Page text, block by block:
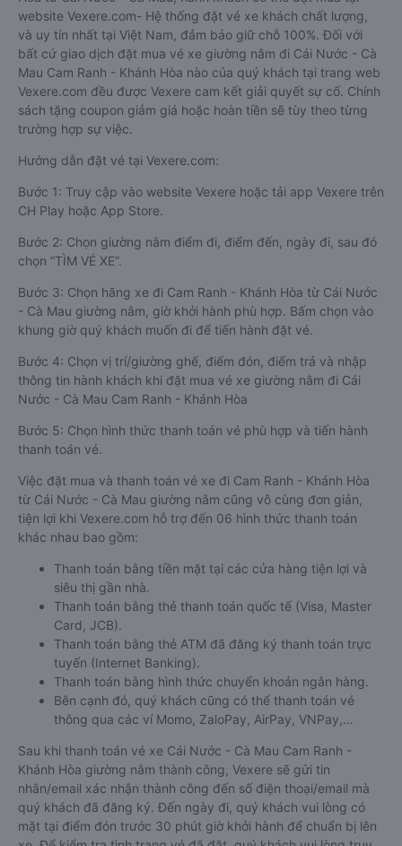
website Vexere.com- Hệ thống đặt vé xe khách chất lượng,
và uy tín nhất tại Việt Nam, đảm bảo giữ chỗ 100%. Đối với
bất cứ giao dịch đặt mua vé xe giường nằm đi Cái Nước - Cà
Mau Cam Ranh - Khánh Hòa nào của quý khách tại trang web
Vexere.com đều được Vexere cam kết giải quyết sự cố. Chính
sách tặng coupon giảm giá hoặc hoàn tiền sẽ tùy theo từng
trường hợp sự việc.
Hướng dẫn đặt vé tại Vexere.com:
Bước 1: Truy cập vào website Vexere hoặc tải app Vexere trên
CH Play hoặc App Store.
Bước 2: Chọn giường nằm điểm đi, điểm đến, ngày đi, sau đó
chọn “TÌM VÉ XE”.
Bước 3: Chọn hãng xe đi Cam Ranh - Khánh Hòa từ Cái Nước
- Cà Mau giường nằm, giờ khởi hành phù hợp. Bấm chọn vào
khung giờ quý khách muốn đi để tiến hành đặt vé.
Bước 4: Chọn vị trí/giường ghế, điểm đón, điểm trả và nhập
thông tin hành khách khi đặt mua vé xe giường nằm đi Cái
Nước - Cà Mau Cam Ranh - Khánh Hòa
Bước 5: Chọn hình thức thanh toán vé phù hợp và tiến hành
thanh toán vé.
Việc đặt mua và thanh toán vé xe đi Cam Ranh - Khánh Hòa
từ Cái Nước - Cà Mau giường nằm cũng vô cùng đơn giản,
tiện lợi khi Vexere.com hỗ trợ đến 06 hình thức thanh toán
khác nhau bao gồm:
Thanh toán bằng tiền mặt tại các cửa hàng tiện lợi và
siêu thị gần nhà.
Thanh toán bằng thẻ thanh toán quốc tế (Visa, Master
Card, JCB).
Thanh toán bằng thẻ ATM đã đăng ký thanh toán trực
tuyến (Internet Banking).
Thanh toán bằng hình thức chuyển khoản ngân hàng.
Bên cạnh đó, quý khách cũng có thể thanh toán vé
thông qua các ví Momo, ZaloPay, AirPay, VNPay,…
Sau khi thanh toán vé xe Cái Nước - Cà Mau Cam Ranh -
Khánh Hòa giường nằm thành công, Vexere sẽ gửi tin
nhắn/email xác nhận thành công đến số điện thoại/email mà
quý khách đã đăng ký. Đến ngày đi, quý khách vui lòng có
mặt tại điểm đón trước 30 phút giờ khởi hành để chuẩn bị lên